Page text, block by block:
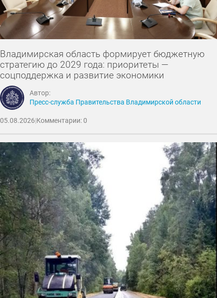
Владимирская область формирует бюджетную
стратегию до 2029 года: приоритеты —
соцподдержка и развитие экономики
Автор:
Пресс-служба Правительства Владимирской области
05.08.2026|Комментарии: 0